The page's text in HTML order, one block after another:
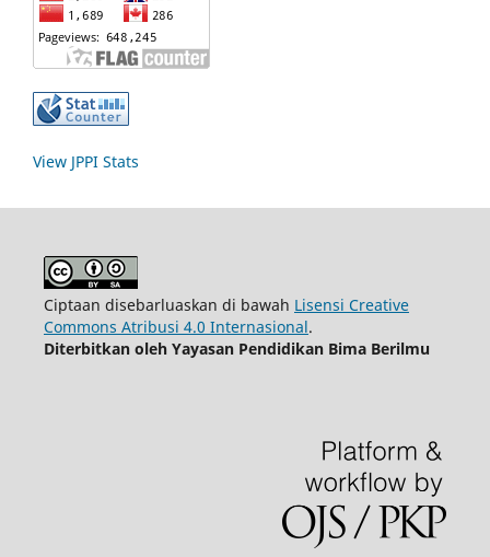
View JPPI Stats
Ciptaan disebarluaskan di bawah Lisensi Creative
Commons Atribusi 4.0 Internasional.
Diterbitkan oleh Yayasan Pendidikan Bima Berilmu